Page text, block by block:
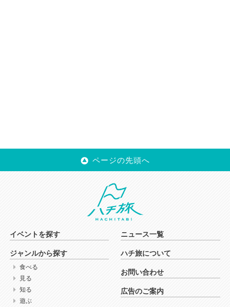
ページの先頭へ
イベントを探す
ジャンルから探す
食べる
見る
知る
遊ぶ
ニュース一覧
ハチ旅について
お問い合わせ
広告のご案内